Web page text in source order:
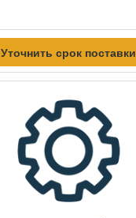
Уточнить срок поставки